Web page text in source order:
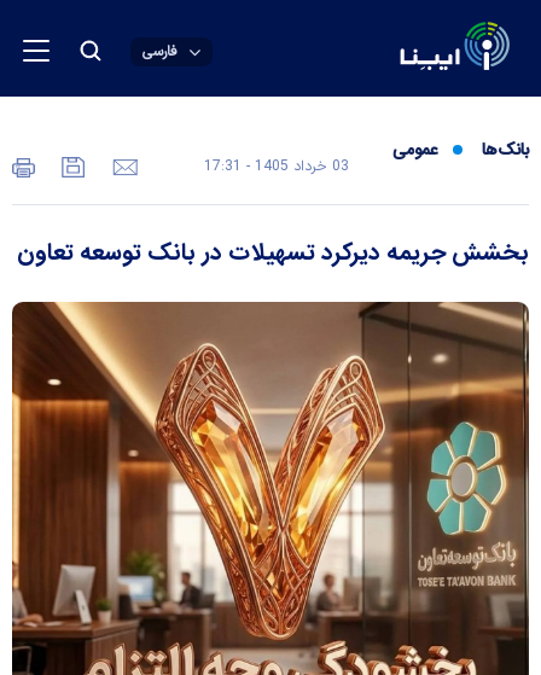
فارسی
بانک‌ها عمومی
03 خرداد 1405 - 17:31
بخشش جریمه دیرکرد تسهیلات در بانک توسعه تعاون